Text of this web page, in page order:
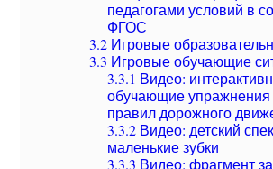
педагогами условий в
ФГОС
3.2 Игровые
3.3 Игровые обучающие
3.3.1 Видео:
обучающие упражнения
правил дорожного
3.3.2 Видео: детский
маленькие зубки
3.3.3 Видео: фрагмент